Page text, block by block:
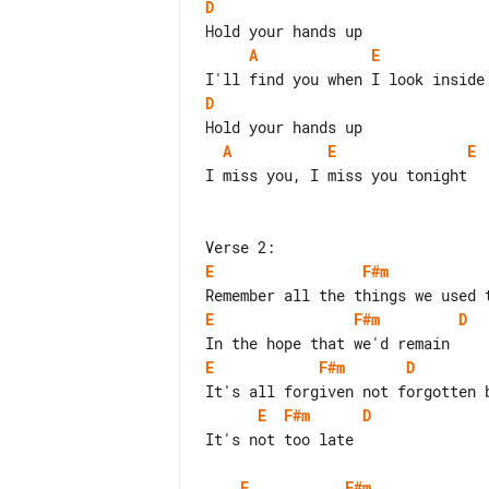
D
A
E
D
A
E E
I miss you, I miss you tonight
E
F#m
E
F#m
D
E
F#m
D
E
F#m
D
It's not too late